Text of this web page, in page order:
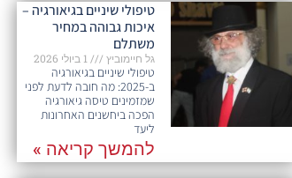
טיפולי שיניים בגיאורגיה –
איכות גבוהה במחיר
משתלם
גל חיימוביץ
טיפולי שיניים בגיאורגיה
ב-2025: מה חובה לדעת לפני
שמזמינים טיסה גיאורגיה
הפכה ביחשנים האחרונות
ליעד
להמשך קריאה »